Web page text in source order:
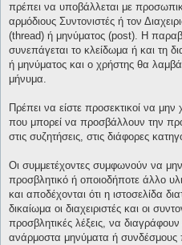
πρέπει να υποβάλλεται με
αρμόδιους Συντονιστές ή τον
(thread) ή μηνύματος (post). Η
συνεπάγεται το κλείδωμα ή και τη
ή μηνύματος και ο χρήστης θα
μήνυμα.
Πρέπει να είστε προσεκτικοί να μην
που μπορεί να προσβάλλουν την
στις συζητήσεις, στις διάφορες
Οι συμμετέχοντες συμφωνούν να
προσβλητικό ή οποιοδήποτε άλλο
και αποδέχονται ότι η ιστοσελίδα
δικαίωμα οι διαχειριστές και οι
προσβλητικές λέξεις, να
ανάρμοστα μηνύματα ή συνδέσμους